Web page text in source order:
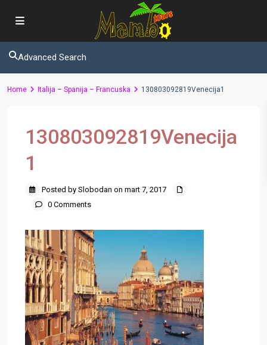
Advanced Search
Home Italija – Spanija – Francuska 130803092819Venecija1
130803092819Venecija
1
Posted by Slobodan on mart 7, 2017
0 Comments